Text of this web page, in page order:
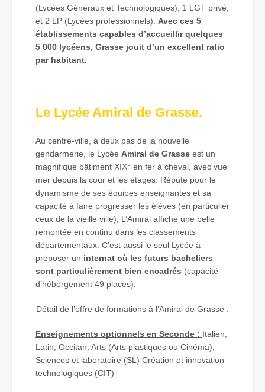
(Lycées Généraux et Technologiques), 1 LGT privé,
et 2 LP (Lycées professionnels). Avec ces 5
établissements capables d’accueillir quelques
5 000 lycéens, Grasse jouit d’un excellent ratio
par habitant.
Le Lycée Amiral de Grasse.
Au centre-ville, à deux pas de la nouvelle
gendarmerie, le Lycée Amiral de Grasse est un
magnifique bâtiment XIX° en fer à cheval, avec vue
mer depuis la cour et les étages. Réputé pour le
dynamisme de ses équipes enseignantes et sa
capacité à faire progresser les élèves (en particulier
ceux de la vieille ville), L’Amiral affiche une belle
remontée en continu dans les classements
départementaux. C’est aussi le seul Lycée à
proposer un internat où les futurs bacheliers
sont particulièrement bien encadrés (capacité
d’hébergement 49 places).
Détail de l’offre de formations à l’Amiral de Grasse :
Enseignements optionnels en Seconde : Italien,
Latin, Occitan, Arts (Arts plastiques ou Cinéma),
Sciences et laboratoire (SL) Création et innovation
technologiques (CIT)